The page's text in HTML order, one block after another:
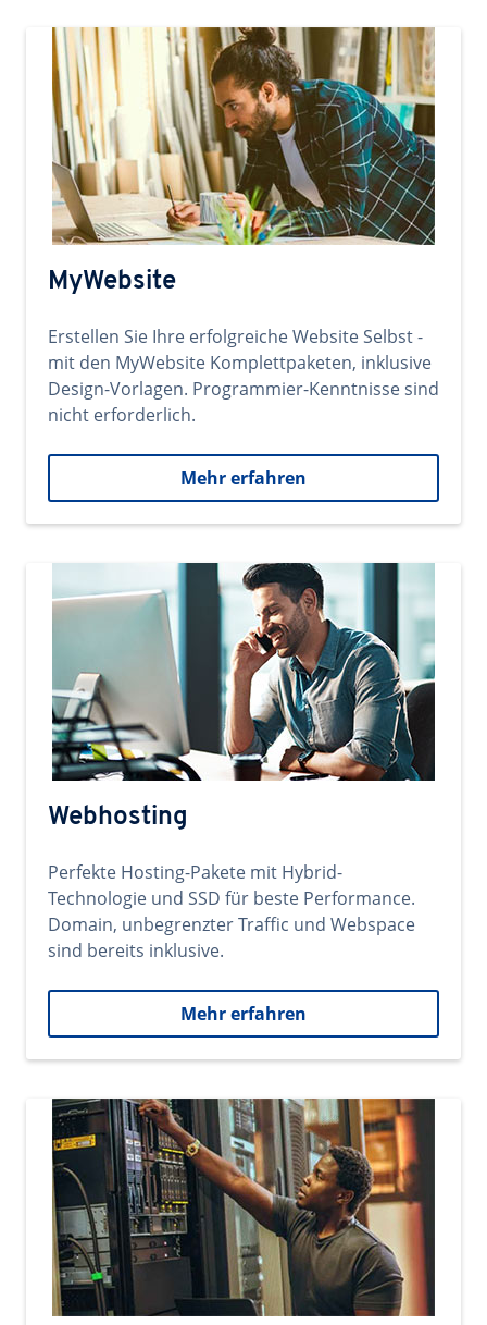
MyWebsite
Erstellen Sie Ihre erfolgreiche Website Selbst -
mit den MyWebsite Komplettpaketen, inklusive
Design-Vorlagen. Programmier-Kenntnisse sind
nicht erforderlich.
Mehr erfahren
Webhosting
Perfekte Hosting-Pakete mit Hybrid-
Technologie und SSD für beste Performance.
Domain, unbegrenzter Traffic und Webspace
sind bereits inklusive.
Mehr erfahren